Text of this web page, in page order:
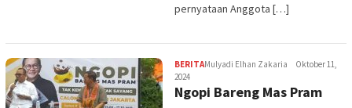
pernyataan Anggota […]
BERITAMulyadi Elhan Zakaria
Oktober 11,
2024
Ngopi Bareng Mas Pram